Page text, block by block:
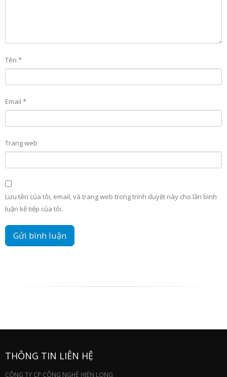
Tên *
Email *
Trang web
Lưu tên của tôi, email, và trang web trong trình duyệt này cho lần bình
luận kế tiếp của tôi.
THÔNG TIN LIÊN HỆ
CÔNG TY CP CÔNG NGHỆ HIỂN LONG